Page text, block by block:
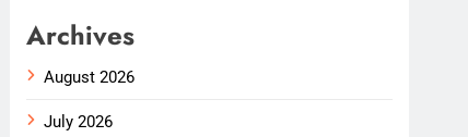
Archives
August 2026
July 2026